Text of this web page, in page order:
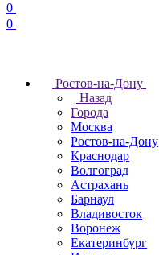
0
0
Ростов-на-Дону
Назад
Города
Москва
Ростов-на-Дону
Краснодар
Волгоград
Астрахань
Барнаул
Владивосток
Воронеж
Екатеринбург